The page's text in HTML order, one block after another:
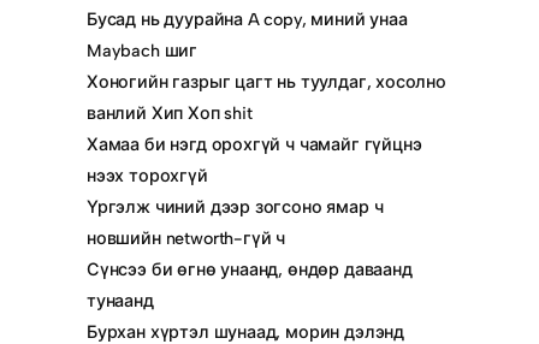
Бусад нь дуурайна A copy, миний унаа
Maybach шиг
Хоногийн газрыг цагт нь туулдаг, хосолно
ванлий Хип Хоп shit
Хамаа би нэгд орохгүй ч чамайг гүйцнэ
нээх торохгүй
Үргэлж чиний дээр зогсоно ямар ч
новшийн networth-гүй ч
Сүнсээ би өгнө унаанд, өндөр даваанд
тунаанд
Бурхан хүртэл шунаад, морин дэлэнд